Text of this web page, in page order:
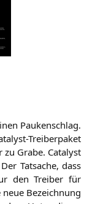
Pau­ken­schlag.
Trei­ber­pa­ket
Gra­be. Cata­lyst
Tat­sa­che, dass
den Trei­ber für
Bezeich­nung